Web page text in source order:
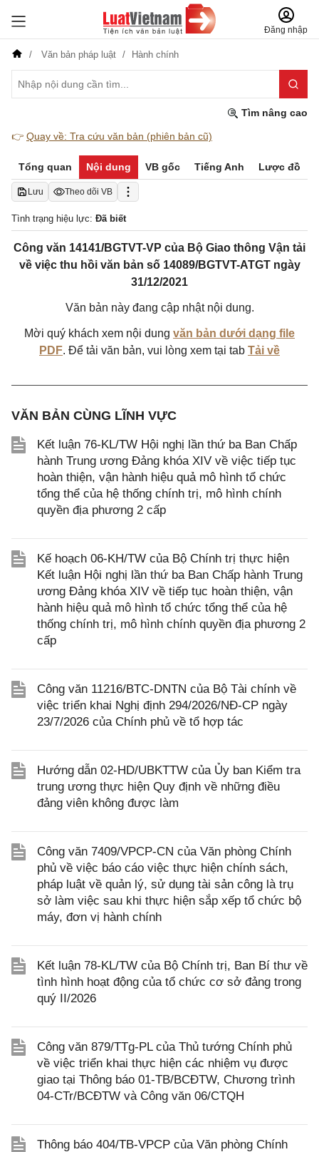
Đăng nhập
Văn bản pháp luật Hành chính
Tìm nâng cao
👉 Quay về: Tra cứu văn bản (phiên bản cũ)
Tổng quan Nội dung VB gốc Tiếng Anh Lược đồ
Lưu Theo dõi VB
Tình trạng hiệu lực: Đã biết
Công văn 14141/BGTVT-VP của Bộ Giao thông Vận tải
về việc thu hồi văn bản số 14089/BGTVT-ATGT ngày
31/12/2021
Văn bản này đang cập nhật nội dung.
Mời quý khách xem nội dung văn bản dưới dạng file
PDF. Để tải văn bản, vui lòng xem tại tab Tải về
VĂN BẢN CÙNG LĨNH VỰC
Kết luận 76-KL/TW Hội nghị lần thứ ba Ban Chấp
hành Trung ương Đảng khóa XIV về việc tiếp tục
hoàn thiện, vận hành hiệu quả mô hình tổ chức
tổng thể của hệ thống chính trị, mô hình chính
quyền địa phương 2 cấp
Kế hoạch 06-KH/TW của Bộ Chính trị thực hiện
Kết luận Hội nghị lần thứ ba Ban Chấp hành Trung
ương Đảng khóa XIV về tiếp tục hoàn thiện, vận
hành hiệu quả mô hình tổ chức tổng thể của hệ
thống chính trị, mô hình chính quyền địa phương 2
cấp
Công văn 11216/BTC-DNTN của Bộ Tài chính về
việc triển khai Nghị định 294/2026/NĐ-CP ngày
23/7/2026 của Chính phủ về tổ hợp tác
Hướng dẫn 02-HD/UBKTTW của Ủy ban Kiểm tra
trung ương thực hiện Quy định về những điều
đảng viên không được làm
Công văn 7409/VPCP-CN của Văn phòng Chính
phủ về việc báo cáo việc thực hiện chính sách,
pháp luật về quản lý, sử dụng tài sản công là trụ
sở làm việc sau khi thực hiện sắp xếp tổ chức bộ
máy, đơn vị hành chính
Kết luận 78-KL/TW của Bộ Chính trị, Ban Bí thư về
tình hình hoạt động của tổ chức cơ sở đảng trong
quý II/2026
Công văn 879/TTg-PL của Thủ tướng Chính phủ
về việc triển khai thực hiện các nhiệm vụ được
giao tại Thông báo 01-TB/BCĐTW, Chương trình
04-CTr/BCĐTW và Công văn 06/CTQH
Thông báo 404/TB-VPCP của Văn phòng Chính